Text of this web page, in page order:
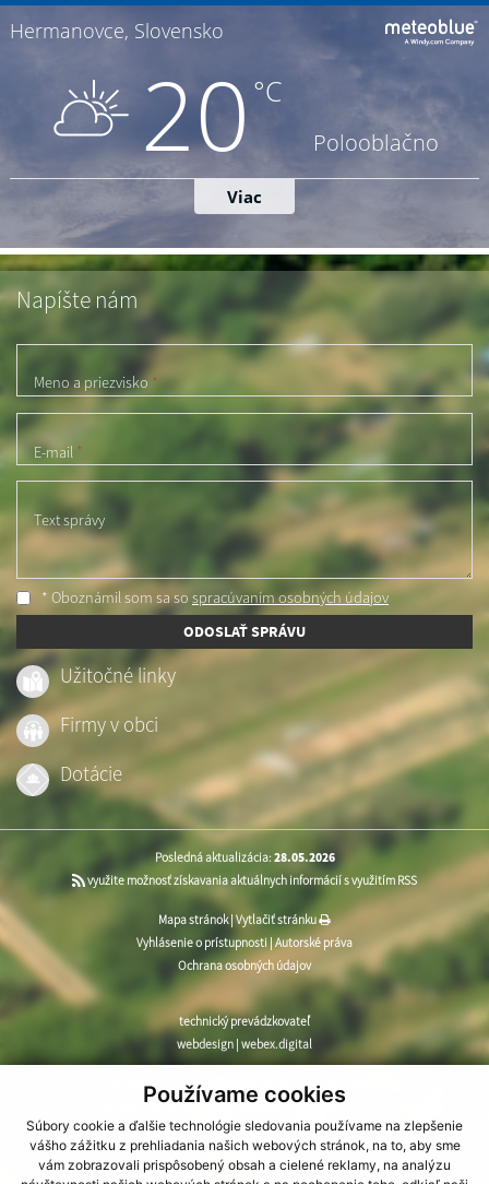
Používame cookies
Súbory cookie a ďalšie technológie sledovania používame na zlepšenie
vášho zážitku z prehliadania našich webových stránok, na to, aby sme
vám zobrazovali prispôsobený obsah a cielené reklamy, na analýzu
Napíšte nám
Meno a priezvisko *
E-mail *
Text správy
* Oboznámil som sa so spracúvaním osobných údajov
ODOSLAŤ SPRÁVU
Užitočné linky
Firmy v obci
Dotácie
Posledná aktualizácia: 28.05.2026
využite možnosť získavania aktuálnych informácií s využitím RSS
Mapa stránok| Vytlačiť stránku
Vyhlásenie o prístupnosti|Autorské práva
Ochrana osobných údajov
technický prevádzkovateľ
webdesign webex.digital
CMS systém (redakčný) systém ECHELON 2
webhosting
,webex.digital, domény, registrácia domény
spoločnosť webex.digital